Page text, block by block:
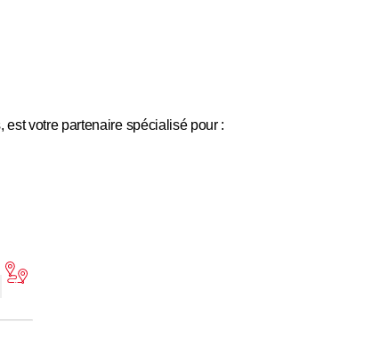
votre partenaire spécialisé pour :
active dans tout le canton du Jura.